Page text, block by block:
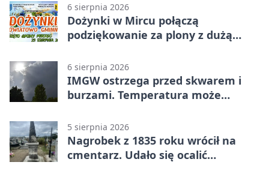
6 sierpnia 2026
Dożynki w Mircu połączą
podziękowanie za plony z dużą
6 sierpnia 2026
IMGW ostrzega przed skwarem i
burzami. Temperatura może
5 sierpnia 2026
Nagrobek z 1835 roku wrócił na
cmentarz. Udało się ocalić